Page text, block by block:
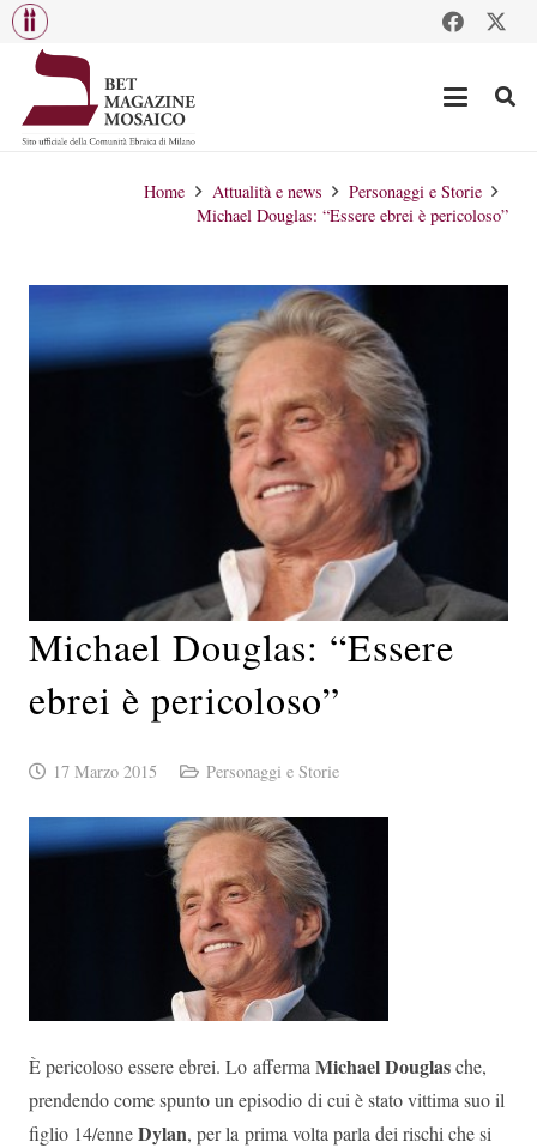
Home Attualità e news
Personaggi e Storie
Michael Douglas: “Essere ebrei è pericoloso”
Michael Douglas: “Essere
ebrei è pericoloso”
17 Marzo 2015 Personaggi e Storie
È pericoloso essere ebrei. Lo afferma Michael Douglasche,
prendendo come spunto un episodio di cui è stato vittima suo il
figlio 14/enneDylan, per la prima volta parla dei rischi che si